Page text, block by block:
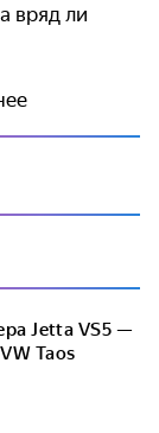
вряд ли
Jetta VS5 —
Taos